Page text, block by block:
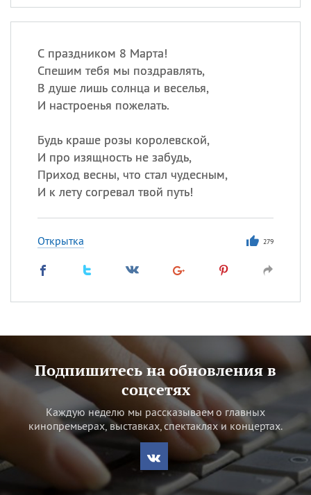
С праздником 8 Марта!
Спешим тебя мы поздравлять,
В душе лишь солнца и веселья,
И настроенья пожелать.
Будь краше розы королевской,
И про изящность не забудь,
Приход весны, что стал чудесным,
И к лету согревал твой путь!
Открытка 279
Подпишитесь на обновления в
соцсетях
Каждую неделю мы рассказываем о главных
кинопремьерах, выставках, спектаклях и концертах.